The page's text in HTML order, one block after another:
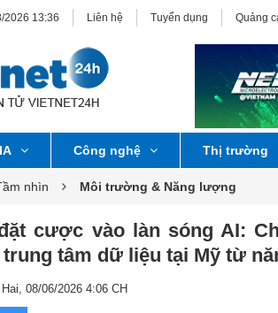
2026 13:36 Liên hệ Tuyển dụng Quảng
Công nghệ Thị trường
nhìn Môi trường & Năng lượng
cược vào làn sóng AI:
tâm dữ liệu tại Mỹ từ
08/06/2026 4:06 CH